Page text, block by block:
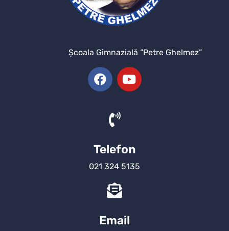
Şcoala Gimnazială “Petre Ghelmez”
Telefon
021 324 5135
Email